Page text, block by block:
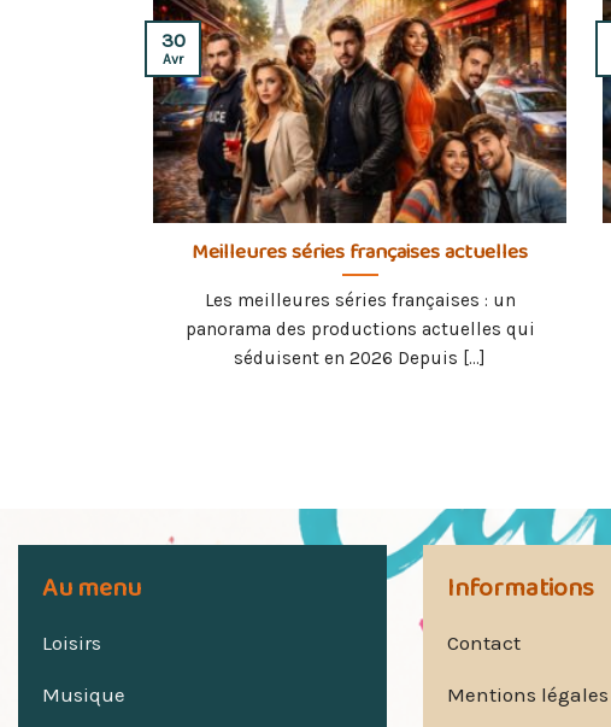
Meilleures séries françaises actuelles
Les meilleures séries françaises : un
panorama des productions actuelles qui
séduisent en 2026 Depuis [...]
30
Avr
Au menu
Loisirs
Musique
Informations
Contact
Mentions légales